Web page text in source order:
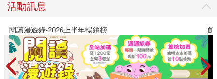
活動訊息
閱讀漫遊錄-2026上半年暢銷榜 飢